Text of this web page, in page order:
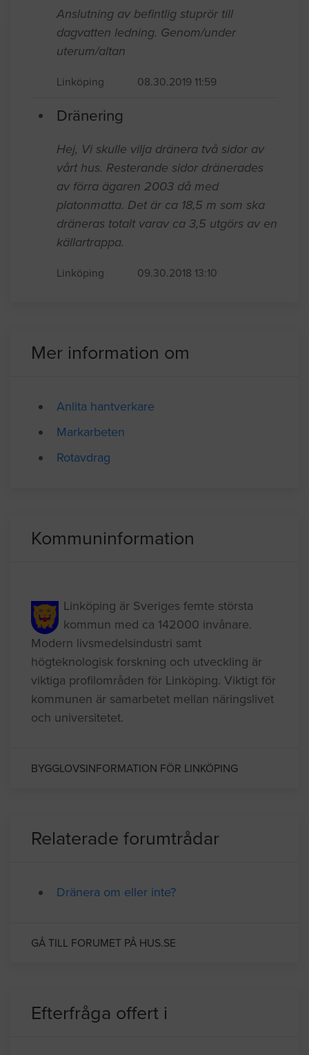
Anslutning av befintlig stuprör till
dagvatten ledning. Genom/under
uterum/altan
Linköping 08.30.2019 11:59
Dränering
Hej, Vi skulle vilja dränera två sidor av
vårt hus. Resterande sidor dränerades
av förra ägaren 2003 då med
platonmatta. Det är ca 18,5 m som ska
dräneras totalt varav ca 3,5 utgörs av en
källartrappa.
Linköping 09.30.2018 13:10
Mer information om
Anlita hantverkare
Markarbeten
Rotavdrag
Kommuninformation
Linköping är Sveriges femte största
kommun med ca 142000 invånare.
Modern livsmedelsindustri samt
högteknologisk forskning och utveckling är
viktiga profilområden för Linköping. Viktigt för
kommunen är samarbetet mellan näringslivet
och universitetet.
BYGGLOVSINFORMATION FÖR LINKÖPING
Relaterade forumtrådar
Dränera om eller inte?
GÅ TILL FORUMET PÅ HUS.SE
Efterfråga offert i